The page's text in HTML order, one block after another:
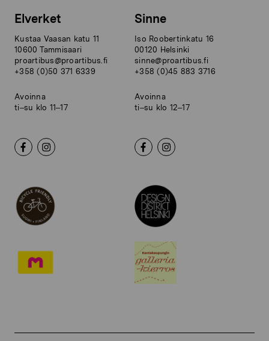
Elverket
Kustaa Vaasan katu 11
10600 Tammisaari
proartibus@proartibus.fi
+358 (0)50 371 6339
Avoinna
ti–su klo 11–17
Sinne
Iso Roobertinkatu 16
00120 Helsinki
sinne@proartibus.fi
+358 (0)45 883 3716
Avoinna
ti–su klo 12–17